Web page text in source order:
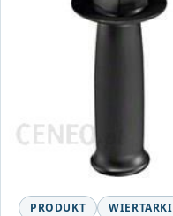
PRODUKT WIERTARKI